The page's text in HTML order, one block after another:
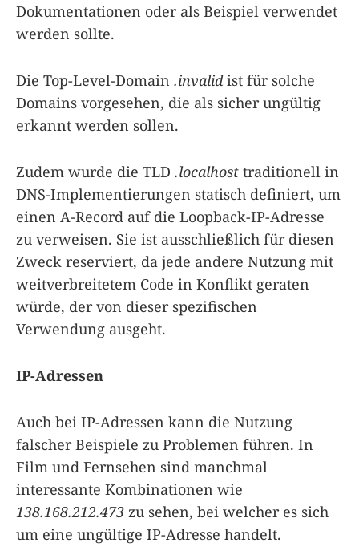
Dokumentationen oder als Beispiel verwendet
werden sollte.
Die Top-Level-Domain .invalidist für solche
Domains vorgesehen, die als sicher ungültig
erkannt werden sollen.
Zudem wurde die TLD .localhost traditionell in
DNS-Implementierungen statisch definiert, um
einen A-Record auf die Loopback-IP-Adresse
zu verweisen. Sie ist ausschließlich für diesen
Zweck reserviert, da jede andere Nutzung mit
weitverbreitetem Code in Konflikt geraten
würde, der von dieser spezifischen
Verwendung ausgeht.
IP-Adressen
Auch bei IP-Adressen kann die Nutzung
falscher Beispiele zu Problemen führen. In
Film und Fernsehen sind manchmal
interessante Kombinationen wie
138.168.212.473 zu sehen, bei welcher es sich
um eine ungültige IP-Adresse handelt.